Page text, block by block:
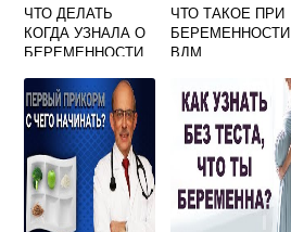
ЧТО ДЕЛАТЬ
КОГДА УЗНАЛА О
БЕРЕМЕННОСТИ
СРОКАХ
ЧТО ТАКОЕ ПРИ
БЕРЕМЕННОСТИ
ВДМ